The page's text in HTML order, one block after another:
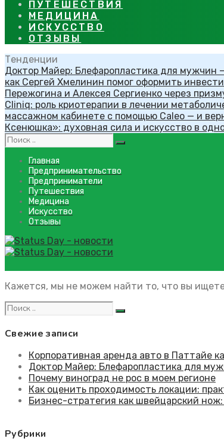
ПУТЕШЕСТВИЯ
МЕДИЦИНА
ИСКУССТВО
ОТЗЫВЫ
Тенденции
Доктор Майер: Блефаропластика для мужчин
как Сергей Хмелинин помог оформить
Пережогина и Алексея Сергиенко через
Cliniq: роль криотерапии в лечении
массажном кабинете с помощью Caleo — и
Ксенюшка»: духовная сила и искусство в
Главная
Предпринимательство
Предприниматели
Путешествия
Медицина
Искусство
Отзывы
управление финансами
Ничего не найдено
Кажется, мы не можем найти то, что вы
Свежие записи
Корпоративная аренда авто в Паттайе
Доктор Майер: Блефаропластика для
Почему виноград не рос в моем регионе
Как оценить проходимость локации:
Бизнес-стратегия как швейцарский
Рубрики